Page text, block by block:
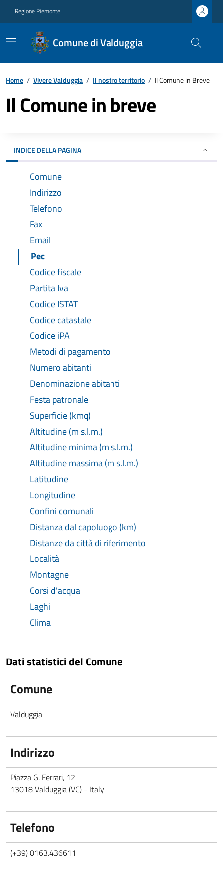
Regione Piemonte
Comune di Valduggia
Home / Vivere Valduggia / Il nostro territorio / Il Comune in Breve
Il Comune in breve
INDICE DELLA PAGINA
Comune
Indirizzo
Telefono
Fax
Email
Pec
Codice fiscale
Partita Iva
Codice ISTAT
Codice catastale
Codice iPA
Metodi di pagamento
Numero abitanti
Denominazione abitanti
Festa patronale
Superficie (kmq)
Altitudine (m s.l.m.)
Altitudine minima (m s.l.m.)
Altitudine massima (m s.l.m.)
Latitudine
Longitudine
Confini comunali
Distanza dal capoluogo (km)
Distanze da città di riferimento
Località
Montagne
Corsi d'acqua
Laghi
Clima
Dati statistici del Comune
Comune
Valduggia
Indirizzo
Piazza G. Ferrari, 12
13018 Valduggia (VC) - Italy
Telefono
(+39) 0163.436611